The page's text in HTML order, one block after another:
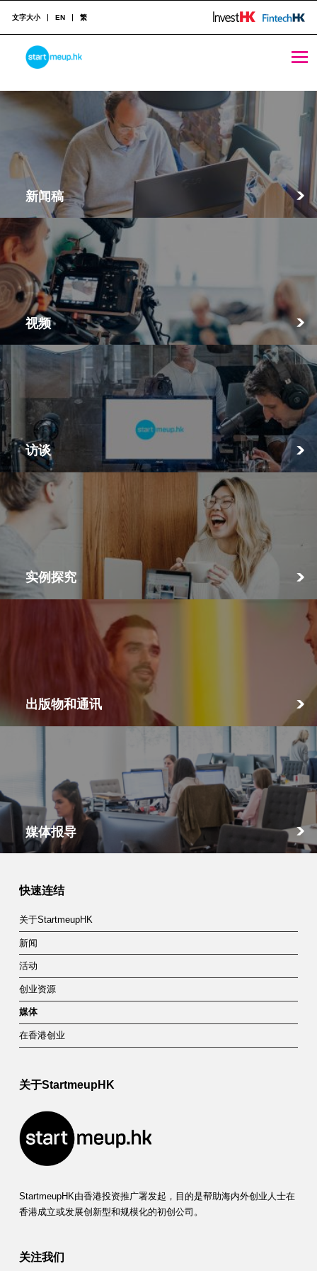
STARTMEUPHK
STARTMEUPHK FESTIVAL IS THE LEADING STARTUP AND INNOVATION CONFERENCE EVENT IN HONG KONG
文字大小 EN 繁
媒体
新闻稿
视频
访谈
实例探究
出版物和通讯
媒体报导
快速连结
关于StartmeupHK
新闻
活动
创业资源
媒体
在香港创业
关于StartmeupHK
StartmeupHK由香港投资推广署发起，目的是帮助海内外创业人士在
香港成立或发展创新型和规模化的初创公司。
关注我们